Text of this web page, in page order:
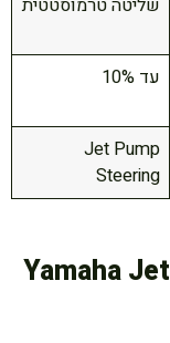
שליטה טרמוסטטית
עד 10%
Jet Pump
Steering
תכונות מיוחדות של מנועי Yamaha Jet